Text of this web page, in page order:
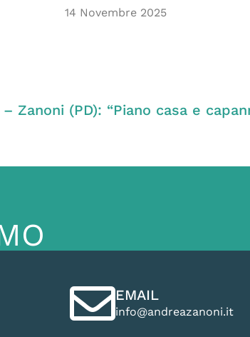
14 Novembre 2025
EMAIL
info@andreazanoni.it